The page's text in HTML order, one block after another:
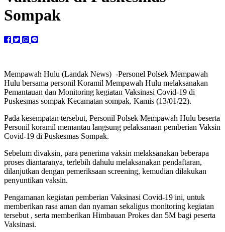
Sompak
Mempawah Hulu (Landak News) -Personel Polsek Mempawah
Hulu bersama personil Koramil Mempawah Hulu melaksanakan
Pemantauan dan Monitoring kegiatan Vaksinasi Covid-19 di
Puskesmas sompak Kecamatan sompak. Kamis (13/01/22).
Pada kesempatan tersebut, Personil Polsek Mempawah Hulu beserta
Personil koramil memantau langsung pelaksanaan pemberian Vaksin
Covid-19 di Puskesmas Sompak.
Sebelum divaksin, para penerima vaksin melaksanakan beberapa
proses diantaranya, terlebih dahulu melaksanakan pendaftaran,
dilanjutkan dengan pemeriksaan screening, kemudian dilakukan
penyuntikan vaksin.
Pengamanan kegiatan pemberian Vaksinasi Covid-19 ini, untuk
memberikan rasa aman dan nyaman sekaligus monitoring kegiatan
tersebut , serta memberikan Himbauan Prokes dan 5M bagi peserta
Vaksinasi.